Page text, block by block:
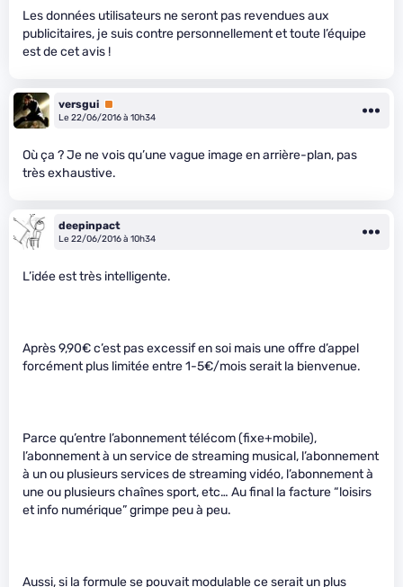
Les données utilisateurs ne seront pas revendues aux
publicitaires, je suis contre personnellement et toute l’équipe
est de cet avis !
versgui Premium
Le 22/06/2016 à 10h34
Où ça ? Je ne vois qu’une vague image en arrière-plan, pas
très exhaustive.
deepinpact
Le 22/06/2016 à 10h34
L’idée est très intelligente.
Après 9,90€ c’est pas excessif en soi mais une offre d’appel
forcément plus limitée entre 1-5€/mois serait la bienvenue.
Parce qu’entre l’abonnement télécom (fixe+mobile),
l’abonnement à un service de streaming musical, l’abonnement
à un ou plusieurs services de streaming vidéo, l’abonnement à
une ou plusieurs chaînes sport, etc… Au final la facture “loisirs
et info numérique” grimpe peu à peu.
Aussi, si la formule se pouvait modulable ce serait un plus